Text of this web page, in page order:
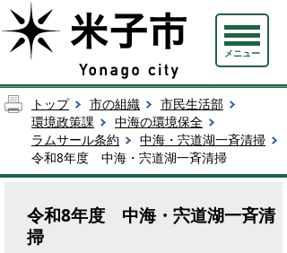
メニュー
トップ 市の組織
市民生活部
環境政策課
中海の環境保全
ラムサール条約
中海・宍道湖一斉清掃
令和8年度 中海・宍道湖一斉清掃
令和8年度 中海・宍道湖一斉清
掃